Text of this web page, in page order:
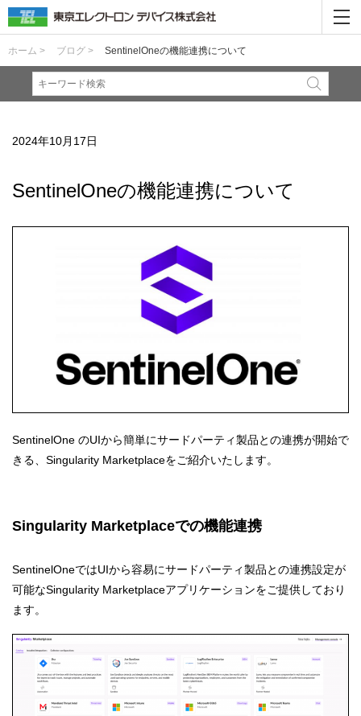
ホーム > ブログ > SentinelOneの機能連携について
2024年10月17日
SentinelOneの機能連携について
SentinelOne のUIから簡単にサードパーティ製品との連携が開始で
きる、Singularity Marketplaceをご紹介いたします。
Singularity Marketplaceでの機能連携
SentinelOneではUIから容易にサードパーティ製品との連携設定が
可能なSingularity Marketplaceアプリケーションをご提供しており
ます。